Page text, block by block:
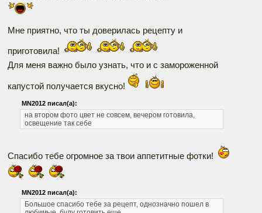
Мне приятно, что ты доверилась рецепту и
приготовила!
Для меня важно было узнать, что и с замороженной
капустой получается вкусно!
MN2012 писал(а):
на втором фото цвет не совсем, вечером готовила,
освещение так себе
Спасибо тебе огромное за твои аппетитные фотки!
MN2012 писал(а):
Большое спасибо тебе за рецепт, однозначно пошел в